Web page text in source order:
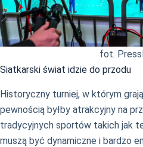
fot.
Siatkarski świat idzie do przodu
Historyczny turniej, w którym
pewnością byłby atrakcyjny na
tradycyjnych sportów takich jak
muszą być dynamiczne i bardzo